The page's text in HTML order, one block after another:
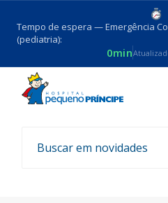
Tempo de espera — Emergência
(pediatria):
0min
Voltar
Boletim COVID-